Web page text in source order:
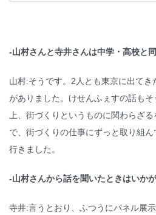
-山村さんと寺井さんは中学・高校と
山村:そうです。2人とも東京に出て
がありました。けせんふぇすの話も
上、街づくりというものに関わらざ
で、街づくりの仕事にずっと取り組
行きました。
-山村さんから話を聞いたときはいかが
寺井:言うとおり、ふつうにパネル展